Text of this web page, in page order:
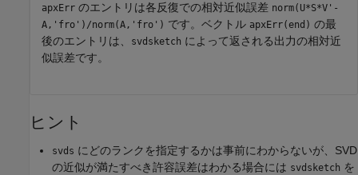
apxErr のエントリは各反復での相対近似誤差 norm(U*S*V'-
A,'fro')/norm(A,'fro') です。ベクトル apxErr(end) の最
後のエントリは、
svdsketch によって返される出力の相対近
似誤差です。
ヒント
svds にどのランクを指定するかは事前にわからないが、SVD
の近似が満たすべき許容誤差はわかる場合には svdsketch を